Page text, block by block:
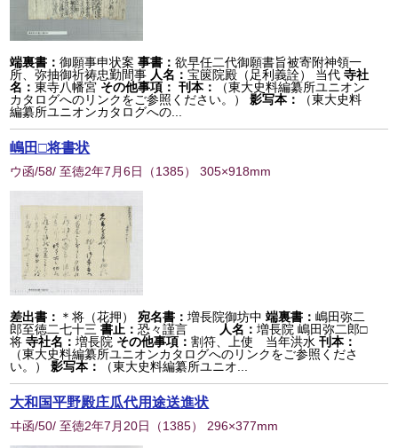
端裏書：御願事申状案 事書：欲早任二代御願書旨被寄附神領一
所、弥抽御祈祷忠勤間事 人名：宝篋院殿（足利義詮） 当代 寺社
名：東寺八幡宮 その他事項： 刊本：
（東大史料編纂所ユニオン
カタログへのリンクをご参照ください。）
影写本：
（東大史料
編纂所ユニオンカタログへの...
嶋田□将書状
ウ函/58/ 至徳2年7月6日 （1385） 305×918mm
差出書： ＊将（花押） 宛名書：増長院御坊中 端裏書：嶋田弥二
郎至徳二七十三 書止：恐々謹言 人名：増長院 嶋田弥二郎□
将 寺社名：増長院 その他事項：割符、上使 当年洪水 刊本：
（東大史料編纂所ユニオンカタログへのリンクをご参照くださ
い。）
影写本： （東大史料編纂所ユニオ...
大和国平野殿庄瓜代用途送進状
ヰ函/50/ 至徳2年7月20日 （1385） 296×377mm